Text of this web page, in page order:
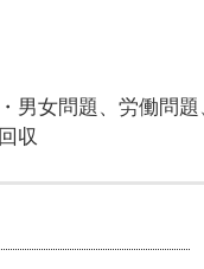
イビュービルデ
弁護、債権回収